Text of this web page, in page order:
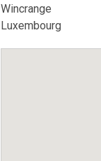
Wincrange
Luxembourg